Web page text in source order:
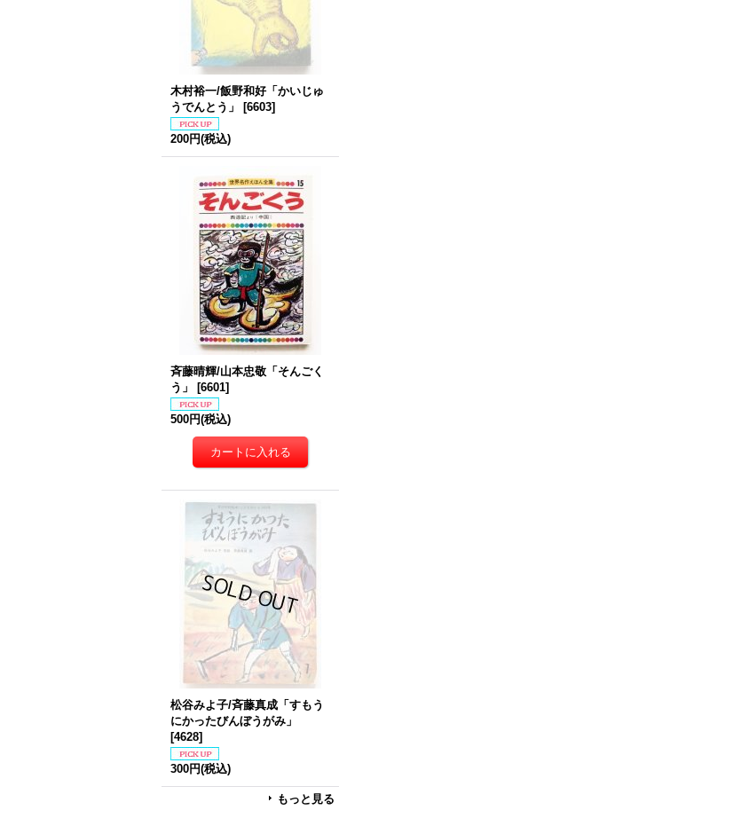
木村裕一/飯野和好「かいじゅ
うでんとう」
[6603]
200円(税込)
斉藤晴輝/山本忠敬「そんごく
う」
[6601]
500円(税込)
松谷みよ子/斉藤真成「すもう
にかったびんぼうがみ」
[4628]
300円(税込)
もっと見る